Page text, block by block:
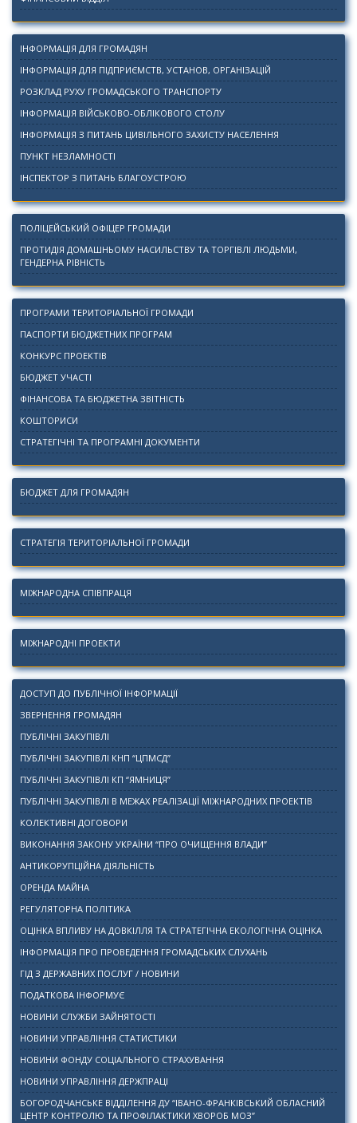
ІНФОРМАЦІЯ ДЛЯ ГРОМАДЯН
ІНФОРМАЦІЯ ДЛЯ ПІДПРИЄМСТВ, УСТАНОВ, ОРГАНІЗАЦІЙ
РОЗКЛАД РУХУ ГРОМАДСЬКОГО ТРАНСПОРТУ
ІНФОРМАЦІЯ ВІЙСЬКОВО-ОБЛІКОВОГО СТОЛУ
ІНФОРМАЦІЯ З ПИТАНЬ ЦИВІЛЬНОГО ЗАХИСТУ НАСЕЛЕННЯ
ПУНКТ НЕЗЛАМНОСТІ
ІНСПЕКТОР З ПИТАНЬ БЛАГОУСТРОЮ
ПОЛІЦЕЙСЬКИЙ ОФІЦЕР ГРОМАДИ
ПРОТИДІЯ ДОМАШНЬОМУ НАСИЛЬСТВУ ТА ТОРГІВЛІ ЛЮДЬМИ,
ГЕНДЕРНА РІВНІСТЬ
ПРОГРАМИ ТЕРИТОРІАЛЬНОЇ ГРОМАДИ
ПАСПОРТИ БЮДЖЕТНИХ ПРОГРАМ
КОНКУРС ПРОЕКТІВ
БЮДЖЕТ УЧАСТІ
ФІНАНСОВА ТА БЮДЖЕТНА ЗВІТНІСТЬ
КОШТОРИСИ
СТРАТЕГІЧНІ ТА ПРОГРАМНІ ДОКУМЕНТИ
БЮДЖЕТ ДЛЯ ГРОМАДЯН
СТРАТЕГІЯ ТЕРИТОРІАЛЬНОЇ ГРОМАДИ
МІЖНАРОДНА СПІВПРАЦЯ
МІЖНАРОДНІ ПРОЕКТИ
ДОСТУП ДО ПУБЛІЧНОЇ ІНФОРМАЦІЇ
ЗВЕРНЕННЯ ГРОМАДЯН
ПУБЛІЧНІ ЗАКУПІВЛІ
ПУБЛІЧНІ ЗАКУПІВЛІ КНП “ЦПМСД”
ПУБЛІЧНІ ЗАКУПІВЛІ КП “ЯМНИЦЯ”
ПУБЛІЧНІ ЗАКУПІВЛІ В МЕЖАХ РЕАЛІЗАЦІЇ МІЖНАРОДНИХ ПРОЕКТІВ
КОЛЕКТИВНІ ДОГОВОРИ
ВИКОНАННЯ ЗАКОНУ УКРАЇНИ “ПРО ОЧИЩЕННЯ ВЛАДИ”
АНТИКОРУПЦІЙНА ДІЯЛЬНІСТЬ
ОРЕНДА МАЙНА
РЕГУЛЯТОРНА ПОЛІТИКА
ОЦІНКА ВПЛИВУ НА ДОВКІЛЛЯ ТА СТРАТЕГІЧНА ЕКОЛОГІЧНА ОЦІНКА
ІНФОРМАЦІЯ ПРО ПРОВЕДЕННЯ ГРОМАДСЬКИХ СЛУХАНЬ
ГІД З ДЕРЖАВНИХ ПОСЛУГ / НОВИНИ
ПОДАТКОВА ІНФОРМУЄ
НОВИНИ СЛУЖБИ ЗАЙНЯТОСТІ
НОВИНИ УПРАВЛІННЯ СТАТИСТИКИ
НОВИНИ ФОНДУ СОЦІАЛЬНОГО СТРАХУВАННЯ
НОВИНИ УПРАВЛІННЯ ДЕРЖПРАЦІ
БОГОРОДЧАНСЬКЕ ВІДДІЛЕННЯ ДУ “ІВАНО-ФРАНКІВСЬКИЙ ОБЛАСНИЙ
ЦЕНТР КОНТРОЛЮ ТА ПРОФІЛАКТИКИ ХВОРОБ МОЗ”